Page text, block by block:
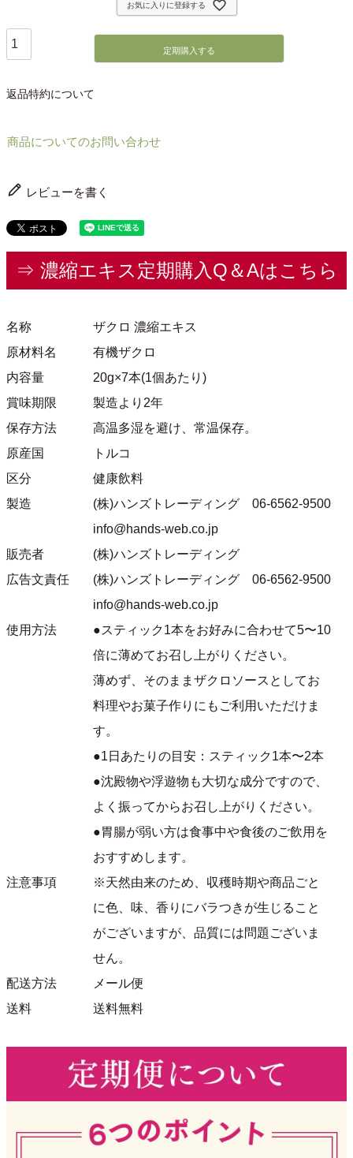
お気に入りに登録する
定期購入する
返品特約について
商品についてのお問い合わせ
レビューを書く
⇒ 濃縮エキス定期購入Q＆Aはこちら
名称
ザクロ 濃縮エキス
原材料名
有機ザクロ
内容量
20g×7本(1個あたり)
賞味期限
製造より2年
保存方法
高温多湿を避け、常温保存。
原産国
トルコ
区分
健康飲料
製造
(株)ハンズトレーディング 06-6562-9500
info@hands-web.co.jp
販売者
(株)ハンズトレーディング
広告文責任
(株)ハンズトレーディング 06-6562-9500
info@hands-web.co.jp
使用方法
●スティック1本をお好みに合わせて5〜10
倍に薄めてお召し上がりください。
薄めず、そのままザクロソースとしてお
料理やお菓子作りにもご利用いただけま
す。
●1日あたりの目安：スティック1本〜2本
●沈殿物や浮遊物も大切な成分ですので、
よく振ってからお召し上がりください。
●胃腸が弱い方は食事中や食後のご飲用を
おすすめします。
注意事項
※天然由来のため、収穫時期や商品ごと
に色、味、香りにバラつきが生じること
がございますが、品質には問題ございま
せん。
配送方法
メール便
送料
送料無料